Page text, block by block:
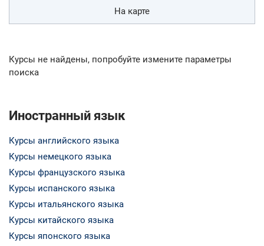
На карте
Курсы не найдены, попробуйте измените параметры
поиска
Иностранный язык
Курсы английского языка
Курсы немецкого языка
Курсы французского языка
Курсы испанского языка
Курсы итальянского языка
Курсы китайского языка
Курсы японского языка